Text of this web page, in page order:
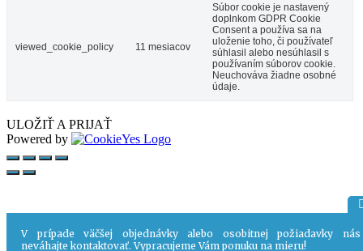
viewed_cookie_policy 11 mesiacov
Súbor cookie je nastavený
doplnkom GDPR Cookie
Consent a používa sa na
uloženie toho, či používateľ
súhlasil alebo nesúhlasil s
používaním súborov cookie.
Neuchováva žiadne osobné
údaje.
ULOŽIŤ A PRIJAŤ
Powered by
V prípade väčšej objednávky alebo osobitnej požiadavky nás
neváhajte kontaktovať. Vypracujeme Vám ponuku na mieru!